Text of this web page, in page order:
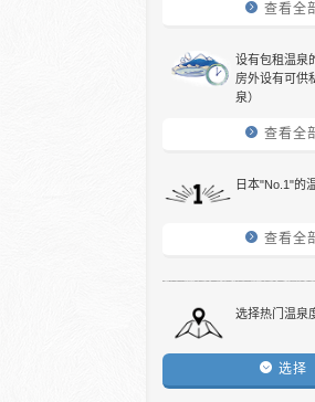
查看全
设有包租温泉
房外设有可供
泉）
查看全
日本"No.1"的
查看全
选择热门温泉
选择